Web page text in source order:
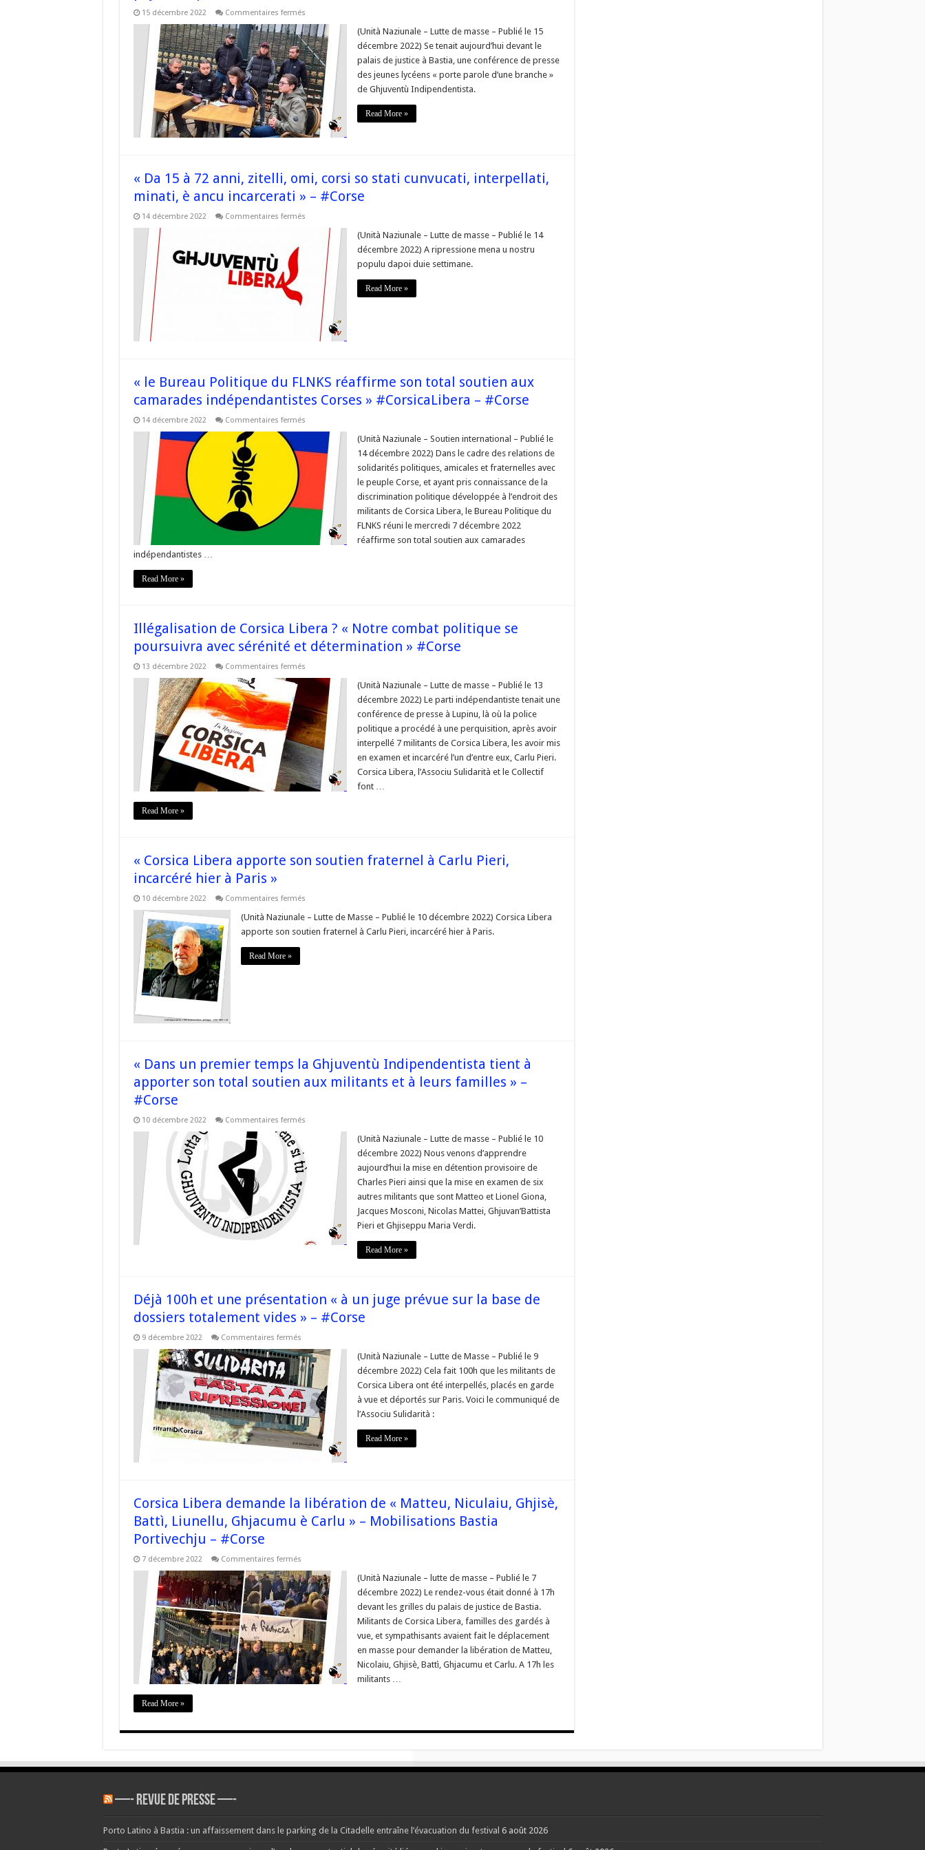
15 décembre 2022 Commentaires ferméssur
la
jeunesse
n’abandonnera
le
combat
de
la
reconnaissance
du
peuple
corse
et
soutiendra
payent
le
de
lutte
libération
nationale »
#Corse
(Unità Naziunale – Lutte de masse – Publié le 15
décembre 2022) Se tenait aujourd’hui devant le
palais de justice à Bastia, une conférence de presse
des jeunes lycéens « porte parole d’une branche »
de Ghjuventù Indipendentista.
Read More »
« Da 15 à 72 anni, zitelli, omi, corsi so stati cunvucati, interpellati,
minati, è ancu incarcerati » – #Corse
14 décembre 2022 Commentaires ferméssur
zitelli,
cunvucati,
interpellati,
minati,
#Corse
(Unità Naziunale – Lutte de masse – Publié le 14
décembre 2022) A ripressione mena u nostru
populu dapoi duie settimane.
Read More »
« le Bureau Politique du FLNKS réaffirme son total soutien aux
camarades indépendantistes Corses » #CorsicaLibera – #Corse
14 décembre 2022 Commentaires ferméssur
Bureau
Politique
du
réaffirme
soutien
aux
camarades
indépendantistes
Corses »
#CorsicaLibera
(Unità Naziunale – Soutien international – Publié le
14 décembre 2022) Dans le cadre des relations de
solidarités politiques, amicales et fraternelles avec
le peuple Corse, et ayant pris connaissance de la
discrimination politique développée à l’endroit des
militants de Corsica Libera, le Bureau Politique du
FLNKS réuni le mercredi 7 décembre 2022
réaffirme son total soutien aux camarades
indépendantistes …
Read More »
Illégalisation de Corsica Libera ? « Notre combat politique se
poursuivra avec sérénité et détermination » #Corse
13 décembre 2022 Commentaires ferméssur
Corsica
Libera
?
« Notre
combat
politique
se
poursuivra
avec
sérénité
et
détermination »
(Unità Naziunale – Lutte de masse – Publié le 13
décembre 2022) Le parti indépendantiste tenait une
conférence de presse à Lupinu, là où la police
politique a procédé à une perquisition, après avoir
interpellé 7 militants de Corsica Libera, les avoir mis
en examen et incarcéré l’un d’entre eux, Carlu Pieri.
Corsica Libera, l’Associu Sulidarità et le Collectif
font …
Read More »
« Corsica Libera apporte son soutien fraternel à Carlu Pieri,
incarcéré hier à Paris »
10 décembre 2022 Commentaires ferméssur
Libera
son
(Unità Naziunale – Lutte de Masse – Publié le 10 décembre 2022) Corsica Libera
apporte son soutien fraternel à Carlu Pieri, incarcéré hier à Paris.
Read More »
« Dans un premier temps la Ghjuventù Indipendentista tient à
apporter son total soutien aux militants et à leurs familles » –
#Corse
10 décembre 2022 Commentaires ferméssur
la
Indipendentista
soutien
aux
–
(Unità Naziunale – Lutte de masse – Publié le 10
décembre 2022) Nous venons d’apprendre
aujourd’hui la mise en détention provisoire de
Charles Pieri ainsi que la mise en examen de six
autres militants que sont Matteo et Lionel Giona,
Jacques Mosconi, Nicolas Mattei, Ghjuvan’Battista
Pieri et Ghjiseppu Maria Verdi.
Read More »
Déjà 100h et une présentation « à un juge prévue sur la base de
dossiers totalement vides » – #Corse
9 décembre 2022 Commentaires ferméssur
100h
et
une
présentation
« à
un
juge
prévue
sur
la
base
#Corse
(Unità Naziunale – Lutte de Masse – Publié le 9
décembre 2022) Cela fait 100h que les militants de
Corsica Libera ont été interpellés, placés en garde
à vue et déportés sur Paris. Voici le communiqué de
l’Associu Sulidarità :
Read More »
Corsica Libera demande la libération de « Matteu, Niculaiu, Ghjisè,
Battì, Liunellu, Ghjacumu è Carlu » – Mobilisations Bastia
Portivechju – #Corse
7 décembre 2022 Commentaires ferméssur
Libera
demande
la
libération
de
« Matteu,
Niculaiu,
Ghjisè,
Battì,
Liunellu,
Ghjacumu
è
Carlu »
–
(Unità Naziunale – lutte de masse – Publié le 7
décembre 2022) Le rendez-vous était donné à 17h
devant les grilles du palais de justice de Bastia.
Militants de Corsica Libera, familles des gardés à
vue, et sympathisants avaient fait le déplacement
en masse pour demander la libération de Matteu,
Nicolaiu, Ghjisè, Battì, Ghjacumu et Carlu. A 17h les
militants …
Read More »
—- REVUE DE PRESSE —-
Porto Latino à Bastia : un affaissement dans le parking de la Citadelle entraîne l’évacuation du festival 6 août 2026